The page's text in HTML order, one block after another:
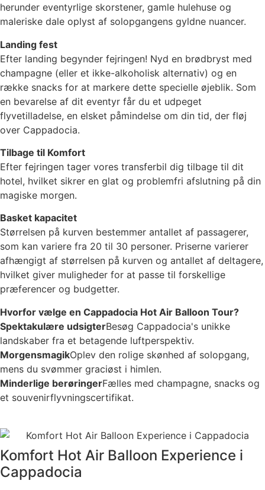
herunder eventyrlige skorstener, gamle hulehuse og
maleriske dale oplyst af solopgangens gyldne nuancer.
Landing fest
Efter landing begynder fejringen! Nyd en brødbryst med
champagne (eller et ikke-alkoholisk alternativ) og en
række snacks for at markere dette specielle øjeblik. Som
en bevarelse af dit eventyr får du et udpeget
flyvetilladelse, en elsket påmindelse om din tid, der fløj
over Cappadocia.
Tilbage til Komfort
Efter fejringen tager vores transferbil dig tilbage til dit
hotel, hvilket sikrer en glat og problemfri afslutning på din
magiske morgen.
Basket kapacitet
Størrelsen på kurven bestemmer antallet af passagerer,
som kan variere fra 20 til 30 personer. Priserne varierer
afhængigt af størrelsen på kurven og antallet af deltagere,
hvilket giver muligheder for at passe til forskellige
præferencer og budgetter.
Hvorfor vælge en Cappadocia Hot Air Balloon Tour?
Spektakulære udsigterBesøg Cappadocia's unikke
landskaber fra et betagende luftperspektiv.
MorgensmagikOplev den rolige skønhed af solopgang,
mens du svømmer graciøst i himlen.
Minderlige berøringerFælles med champagne, snacks og
et souvenirflyvningscertifikat.
Komfort Hot Air Balloon Experience i
Cappadocia